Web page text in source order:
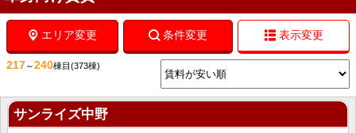
エリア変更 条件変更 表示変更
217～240棟目 (373棟)
サンライズ中野